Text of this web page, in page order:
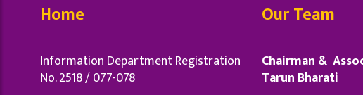
Home
Information Department Registration
No. 2518 / 077-078
Our Team
Chairman &
Tarun Bharati